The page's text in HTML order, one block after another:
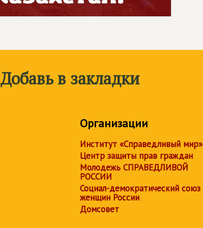
Добавь в закладки
Организации
Институт «Справедливый мир»
Центр защиты прав граждан
Молодежь СПРАВЕДЛИВОЙ
РОССИИ
Социал-демократический союз
женщин России
Домсовет